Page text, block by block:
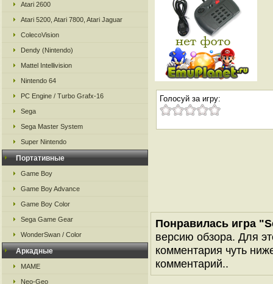
Atari 2600
Atari 5200, Atari 7800, Atari Jaguar
ColecoVision
Dendy (Nintendo)
Mattel Intellivision
Nintendo 64
PC Engine / Turbo Grafx-16
Sega
Sega Master System
Super Nintendo
Портативные
Game Boy
Game Boy Advance
Game Boy Color
Sega Game Gear
WonderSwan / Color
Аркадные
MAME
Neo-Geo
Голосуй за игру:
Понравилась игра
версию обзора. Для
комментария чуть
комментарий..